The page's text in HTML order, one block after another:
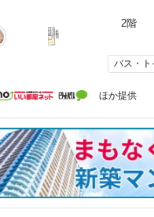
2階
バス・ト
ほか提供